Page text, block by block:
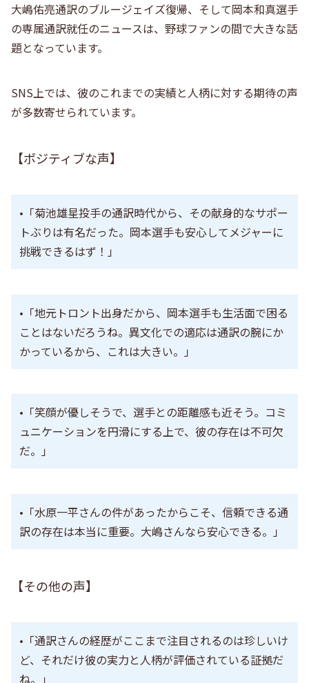
大嶋佑亮通訳のブルージェイズ復帰、そして岡本和真選手
の専属通訳就任のニュースは、野球ファンの間で大きな話
題となっています。
SNS上では、彼のこれまでの実績と人柄に対する期待の声
が多数寄せられています。
【ポジティブな声】
•「菊池雄星投手の通訳時代から、その献身的なサポー
トぶりは有名だった。岡本選手も安心してメジャーに
挑戦できるはず！」
•「地元トロント出身だから、岡本選手も生活面で困る
ことはないだろうね。異文化での適応は通訳の腕にか
かっているから、これは大きい。」
•「笑顔が優しそうで、選手との距離感も近そう。コミ
ュニケーションを円滑にする上で、彼の存在は不可欠
だ。」
•「水原一平さんの件があったからこそ、信頼できる通
訳の存在は本当に重要。大嶋さんなら安心できる。」
【その他の声】
•「通訳さんの経歴がここまで注目されるのは珍しいけ
ど、それだけ彼の実力と人柄が評価されている証拠だ
ね。」